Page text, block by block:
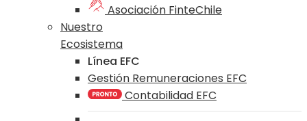
Asociación FinteChile
Nuestro
Ecosistema
Línea EFC
Gestión Remuneraciones EFC
Contabilidad EFC